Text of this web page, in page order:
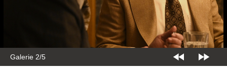
Galerie 2/5